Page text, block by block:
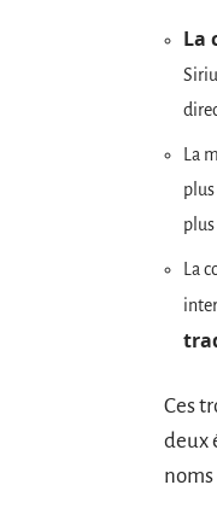
La
La
La
Ces
deux